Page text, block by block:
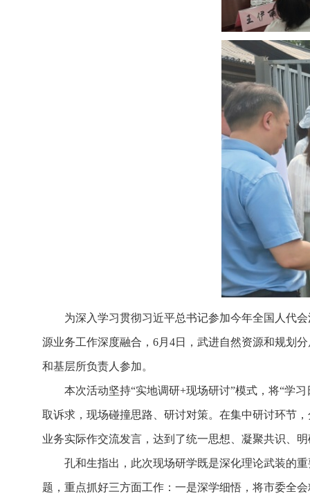
为深入学习贯彻习近平总书记参加今年全国人代
源业务工作深度融合，6月4日，武进自然资源和规划
和基层所负责人参加。
本次活动坚持“实地调研+现场研讨”模式，将“学
取诉求，现场碰撞思路、研讨对策。在集中研讨环节
业务实际作交流发言，达到了统一思想、凝聚共识、
孔和生指出，此次现场研学既是深化理论武装的
题，重点抓好三方面工作：一是深学细悟，将市委全